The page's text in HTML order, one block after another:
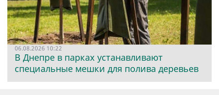
06.08.2026 10:22
В Днепре в парках устанавливают
специальные мешки для полива деревьев